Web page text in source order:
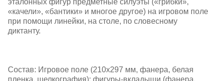
эталонных фигур предметные силуэты («грибки»,
«качели», «бантики» и многое другое) на игровом поле
при помощи линейки, на столе, по словесному
диктанту.
Состав: Игровое поле (210х297 мм, фанера, белая
пленка, шелкография); фигуры-вкладыши (фанера,